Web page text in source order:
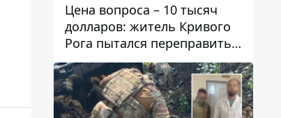
Цена вопроса – 10 тысяч
долларов: житель Кривого
Рога пытался переправить
мужчину в Словакию